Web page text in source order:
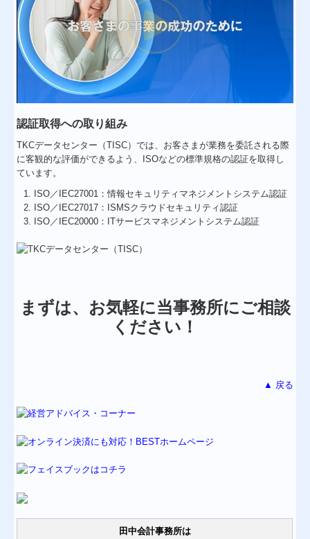
田中会計事務所は
認証取得への取り組み
TKCデータセンター（TISC）では、お客さまが業務を委託される際
に客観的な評価ができるよう、ISOなどの標準規格の認証を取得し
ています。
ISO／IEC27001：情報セキュリティマネジメントシステム認証
ISO／IEC27017：ISMSクラウドセキュリティ認証
ISO／IEC20000：ITサービスマネジメントシステム認証
まずは、お気軽に当事務所にご相談
ください！
▲ 戻る